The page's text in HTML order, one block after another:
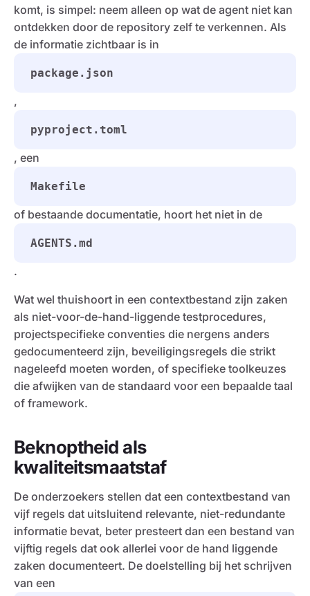
komt, is simpel: neem alleen op wat de agent niet kan
ontdekken door de repository zelf te verkennen. Als
de informatie zichtbaar is in
package.json
,
pyproject.toml
, een
Makefile
of bestaande documentatie, hoort het niet in de
AGENTS.md
.
Wat wel thuishoort in een contextbestand zijn zaken
als niet-voor-de-hand-liggende testprocedures,
projectspecifieke conventies die nergens anders
gedocumenteerd zijn, beveiligingsregels die strikt
nageleefd moeten worden, of specifieke toolkeuzes
die afwijken van de standaard voor een bepaalde taal
of framework.
Beknoptheid als
kwaliteitsmaatstaf
De onderzoekers stellen dat een contextbestand van
vijf regels dat uitsluitend relevante, niet-redundante
informatie bevat, beter presteert dan een bestand van
vijftig regels dat ook allerlei voor de hand liggende
zaken documenteert. De doelstelling bij het schrijven
van een